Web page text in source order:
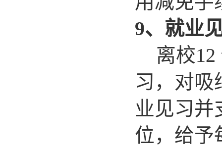
9、就业
离校
习，对吸
业见习并
位，给予